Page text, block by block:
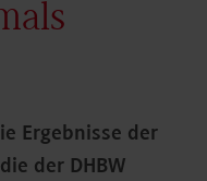
Ergebnisse der
der DHBW